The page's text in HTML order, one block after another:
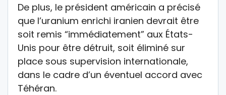
De plus, le président américain a précisé
que l’uranium enrichi iranien devrait être
soit remis “immédiatement” aux États-
Unis pour être détruit, soit éliminé sur
place sous supervision internationale,
dans le cadre d’un éventuel accord avec
Téhéran.